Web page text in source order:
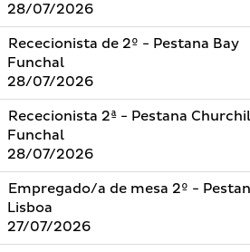
28/07/2026
Rececionista de 2º - Pestana Bay
Funchal
28/07/2026
Rececionista 2ª - Pestana
Funchal
28/07/2026
Empregado/a de mesa 2º -
Lisboa
27/07/2026